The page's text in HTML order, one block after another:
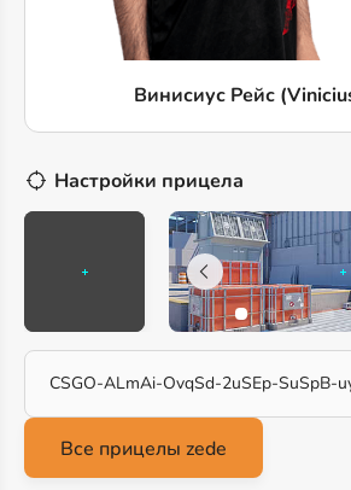
Винисиус Рейс
Настройки прицела
CSGO-ALmAi-OvqSd-2uSEp-SuSpB-